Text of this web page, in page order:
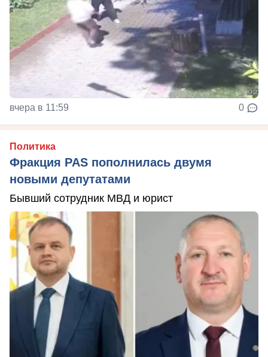
вчера в 11:59 0
Политика
Фракция PAS пополнилась двумя
новыми депутатами
Бывший сотрудник МВД и юрист